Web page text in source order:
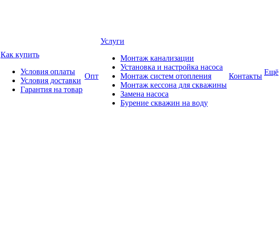
Как купить
Условия оплаты
Условия доставки
Гарантия на товар
Опт
Услуги
Монтаж канализации
Установка и настройка насоса
Монтаж систем отопления
Монтаж кессона для скважины
Замена насоса
Бурение скважин на воду
Контакты Ещё